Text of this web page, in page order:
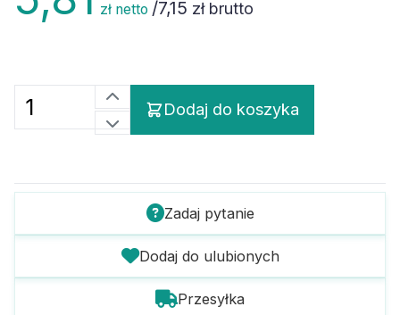
zł netto /7,15 zł brutto
Dodaj do koszyka
Zadaj pytanie
Dodaj do ulubionych
Przesyłka